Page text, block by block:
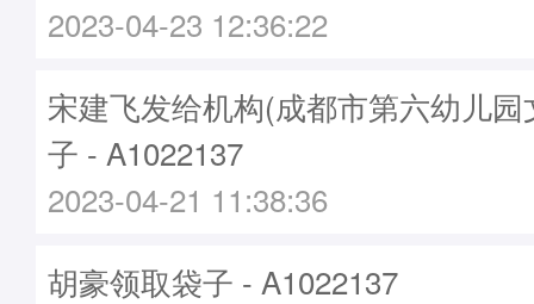
2023-04-23 12:36:22
宋建飞发给机构(成都市第六幼儿
子 - A1022137
2023-04-21 11:38:36
胡豪领取袋子 - A1022137